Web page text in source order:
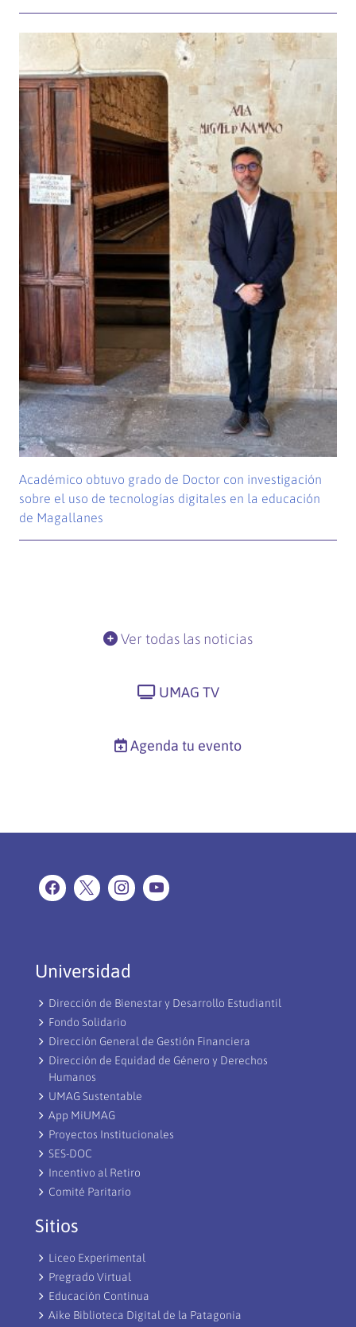
Académico obtuvo grado de Doctor con investigación
sobre el uso de tecnologías digitales en la educación
de Magallanes
Ver todas las noticias
UMAG TV
Agenda tu evento
Universidad
Dirección de Bienestar y Desarrollo Estudiantil
Fondo Solidario
Dirección General de Gestión Financiera
Dirección de Equidad de Género y Derechos
Humanos
UMAG Sustentable
App MiUMAG
Proyectos Institucionales
SES-DOC
Incentivo al Retiro
Comité Paritario
Sitios
Liceo Experimental
Pregrado Virtual
Educación Continua
Aike Biblioteca Digital de la Patagonia